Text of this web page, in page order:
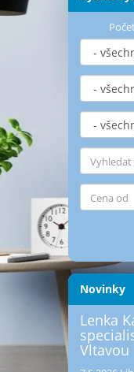
Novinky
Lenka
Vltavou